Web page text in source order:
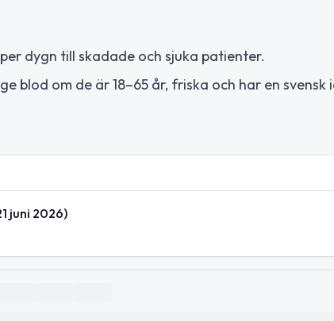
dygn till skadade och sjuka patienter.
blod om de är 18–65 år, friska och har en svensk
juni 2026)